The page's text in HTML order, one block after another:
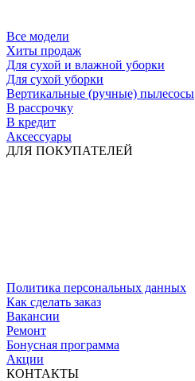
Все модели
Хиты продаж
Для сухой и влажной уборки
Для сухой уборки
Вертикальные (ручные) пылесосы
В рассрочку
В кредит
Аксессуары
ДЛЯ ПОКУПАТЕЛЕЙ
Политика персональных данных
Как сделать заказ
Вакансии
Ремонт
Бонусная программа
Акции
КОНТАКТЫ